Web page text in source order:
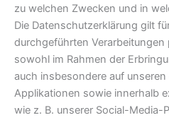
zu welchen Zwecken und in
Die Datenschutzerklärung gilt
durchgeführten
sowohl im Rahmen der
auch insbesondere auf
Applikationen sowie innerhalb
wie z. B. unserer Social-Media-